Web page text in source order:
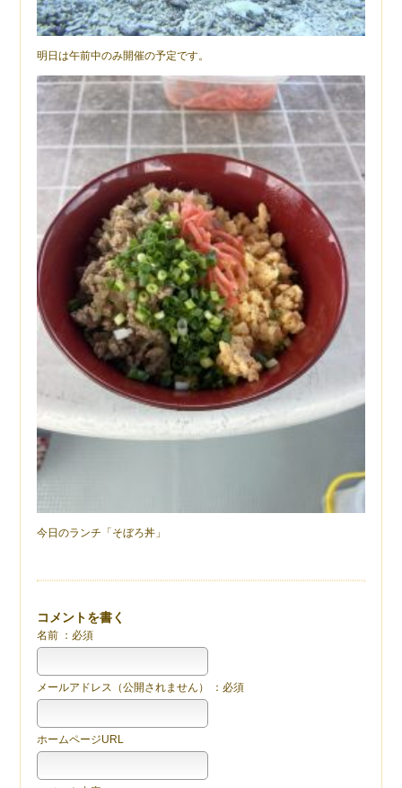
明日は午前中のみ開催の予定です。
今日のランチ「そぼろ丼」
コメントを書く
名前 ：必須
メールアドレス（公開されません） ：必須
ホームページURL